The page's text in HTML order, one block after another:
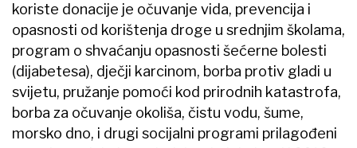
koriste donacije je očuvanje vida, prevencija i
opasnosti od korištenja droge u srednjim školama,
program o shvaćanju opasnosti šećerne bolesti
(dijabetesa), dječji karcinom, borba protiv gladi u
svijetu, pružanje pomoći kod prirodnih katastrofa,
borba za očuvanje okoliša, čistu vodu, šume,
morsko dno, i drugi socijalni programi prilagođeni